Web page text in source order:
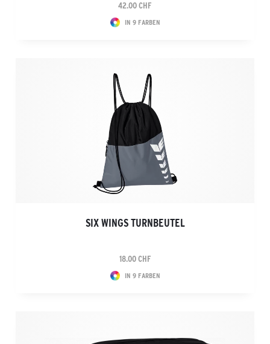
42.00 CHF
IN 9 FARBEN
SIX WINGS TURNBEUTEL
18.00 CHF
IN 9 FARBEN